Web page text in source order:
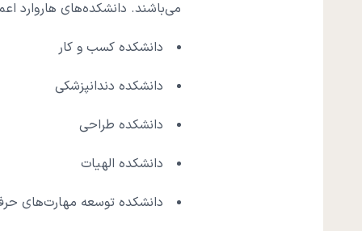
می‌باشند. دانشکده‌های هاروارد
دانشکده کسب و کار
دانشکده دندانپزشکی
دانشکده طراحی
دانشکده الهیات
دانشکده توسعه مهارت‌های